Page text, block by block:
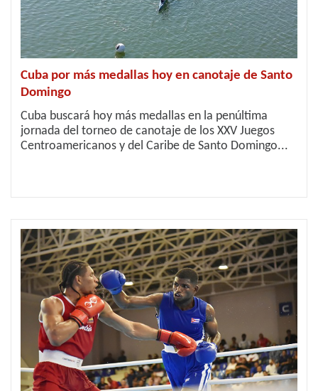
Cuba por más medallas hoy en canotaje de Santo
Domingo
Cuba buscará hoy más medallas en la penúltima
jornada del torneo de canotaje de los XXV Juegos
Centroamericanos y del Caribe de Santo Domingo...